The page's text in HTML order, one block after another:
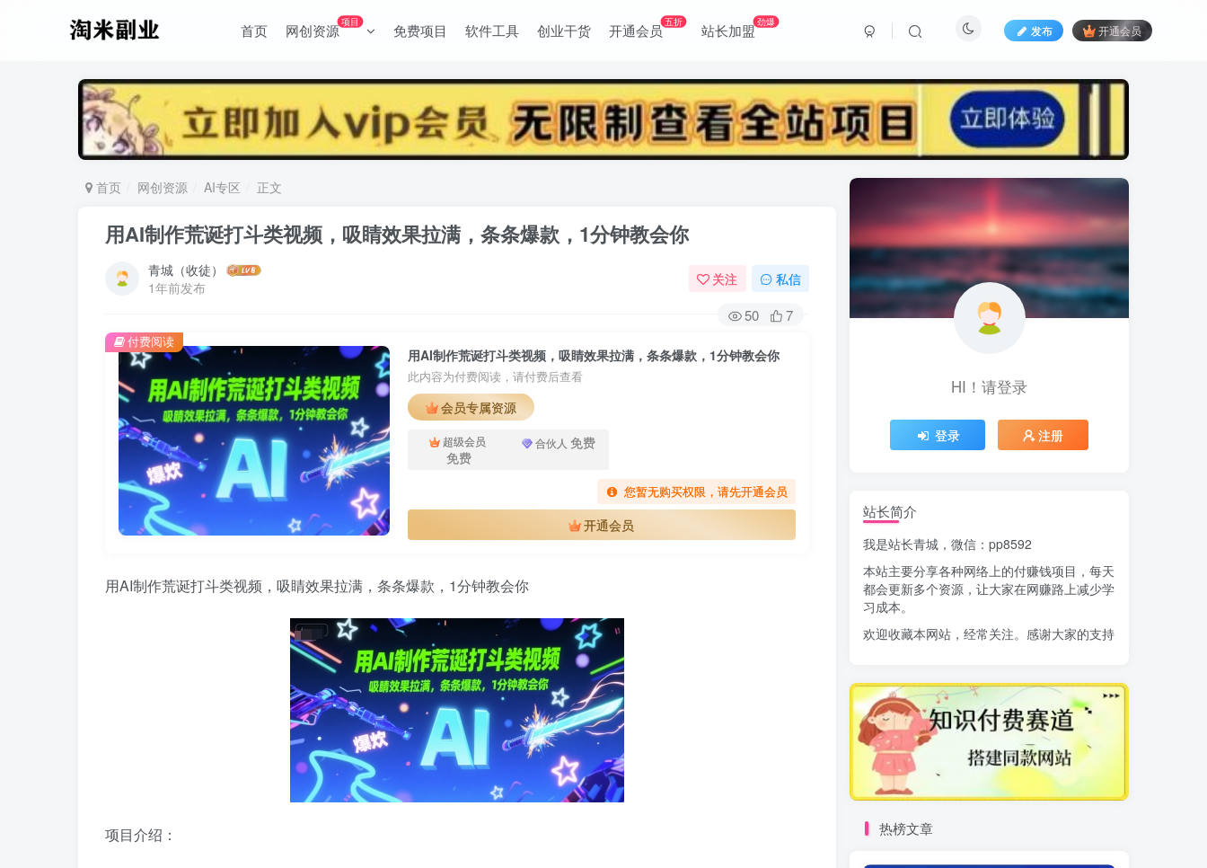
首页 网创资源项目 免费项目 软件工具 创业干货 开通会员五折 站长加盟劲爆
发布 开通会员
首页 网创资源 AI专区 正文
用AI制作荒诞打斗类视频，吸睛效果拉满，条条爆款，1分钟教会你
青城（收徒）
1年前发布
关注 私信
50 7
用AI制作荒诞打斗类视频，吸睛效果拉满，条条爆款，1分钟教会你
此内容为付费阅读，请付费后查看
会员专属资源
超级会员
免费
合伙人 免费
您暂无购买权限，请先开通会员
开通会员
付费阅读
用AI制作荒诞打斗类视频，吸睛效果拉满，条条爆款，1分钟教会你
项目介绍：
黑科技(1) 黑神话(1)
鱼塘起号(1) 魔兽亚服 魔兽(1)
高价女装(1) 骚气语音包(1) 驾校(2)
餐饮门店(1) 餐饮人(1)
风水教程
韩国动漫(1)
HI！请登录
登录 注册
站长简介
我是站长青城，微信：pp8592
本站主要分享各种网络上的付赚钱项目，每天
都会更新多个资源，让大家在网赚路上减少学
习成本。
欢迎收藏本网站，经常关注。感谢大家的支持
热榜文章